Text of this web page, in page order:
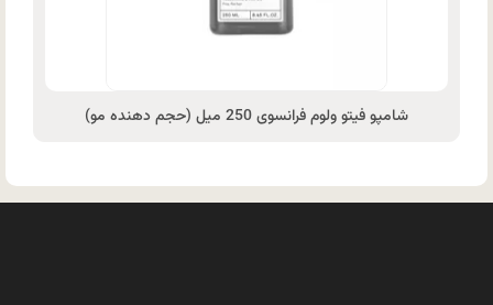
شامپو فیتو ولوم فرانسوی 250 میل (حجم دهنده مو)